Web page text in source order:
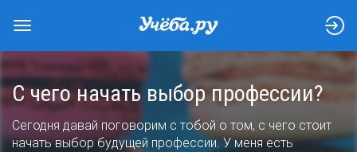
С чего начать выбор профессии?
Сегодня давай поговорим с тобой о том, с чего стоит
начать выбор будущей профессии. У меня есть